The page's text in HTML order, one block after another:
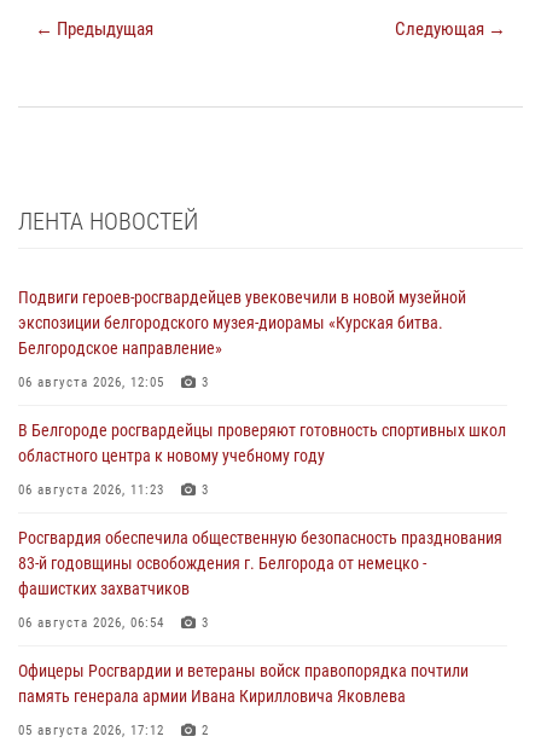
← Предыдущая Следующая →
ЛЕНТА НОВОСТЕЙ
Подвиги героев‑росгвардейцев увековечили в новой музейной
экспозиции белгородского музея‑диорамы «Курская битва.
Белгородское направление»
06 августа 2026, 12:05 3
В Белгороде росгвардейцы проверяют готовность спортивных школ
областного центра к новому учебному году
06 августа 2026, 11:23 3
Росгвардия обеспечила общественную безопасность празднования
83-й годовщины освобождения г. Белгорода от немецко -
фашистких захватчиков
06 августа 2026, 06:54 3
Офицеры Росгвардии и ветераны войск правопорядка почтили
память генерала армии Ивана Кирилловича Яковлева
05 августа 2026, 17:12 2